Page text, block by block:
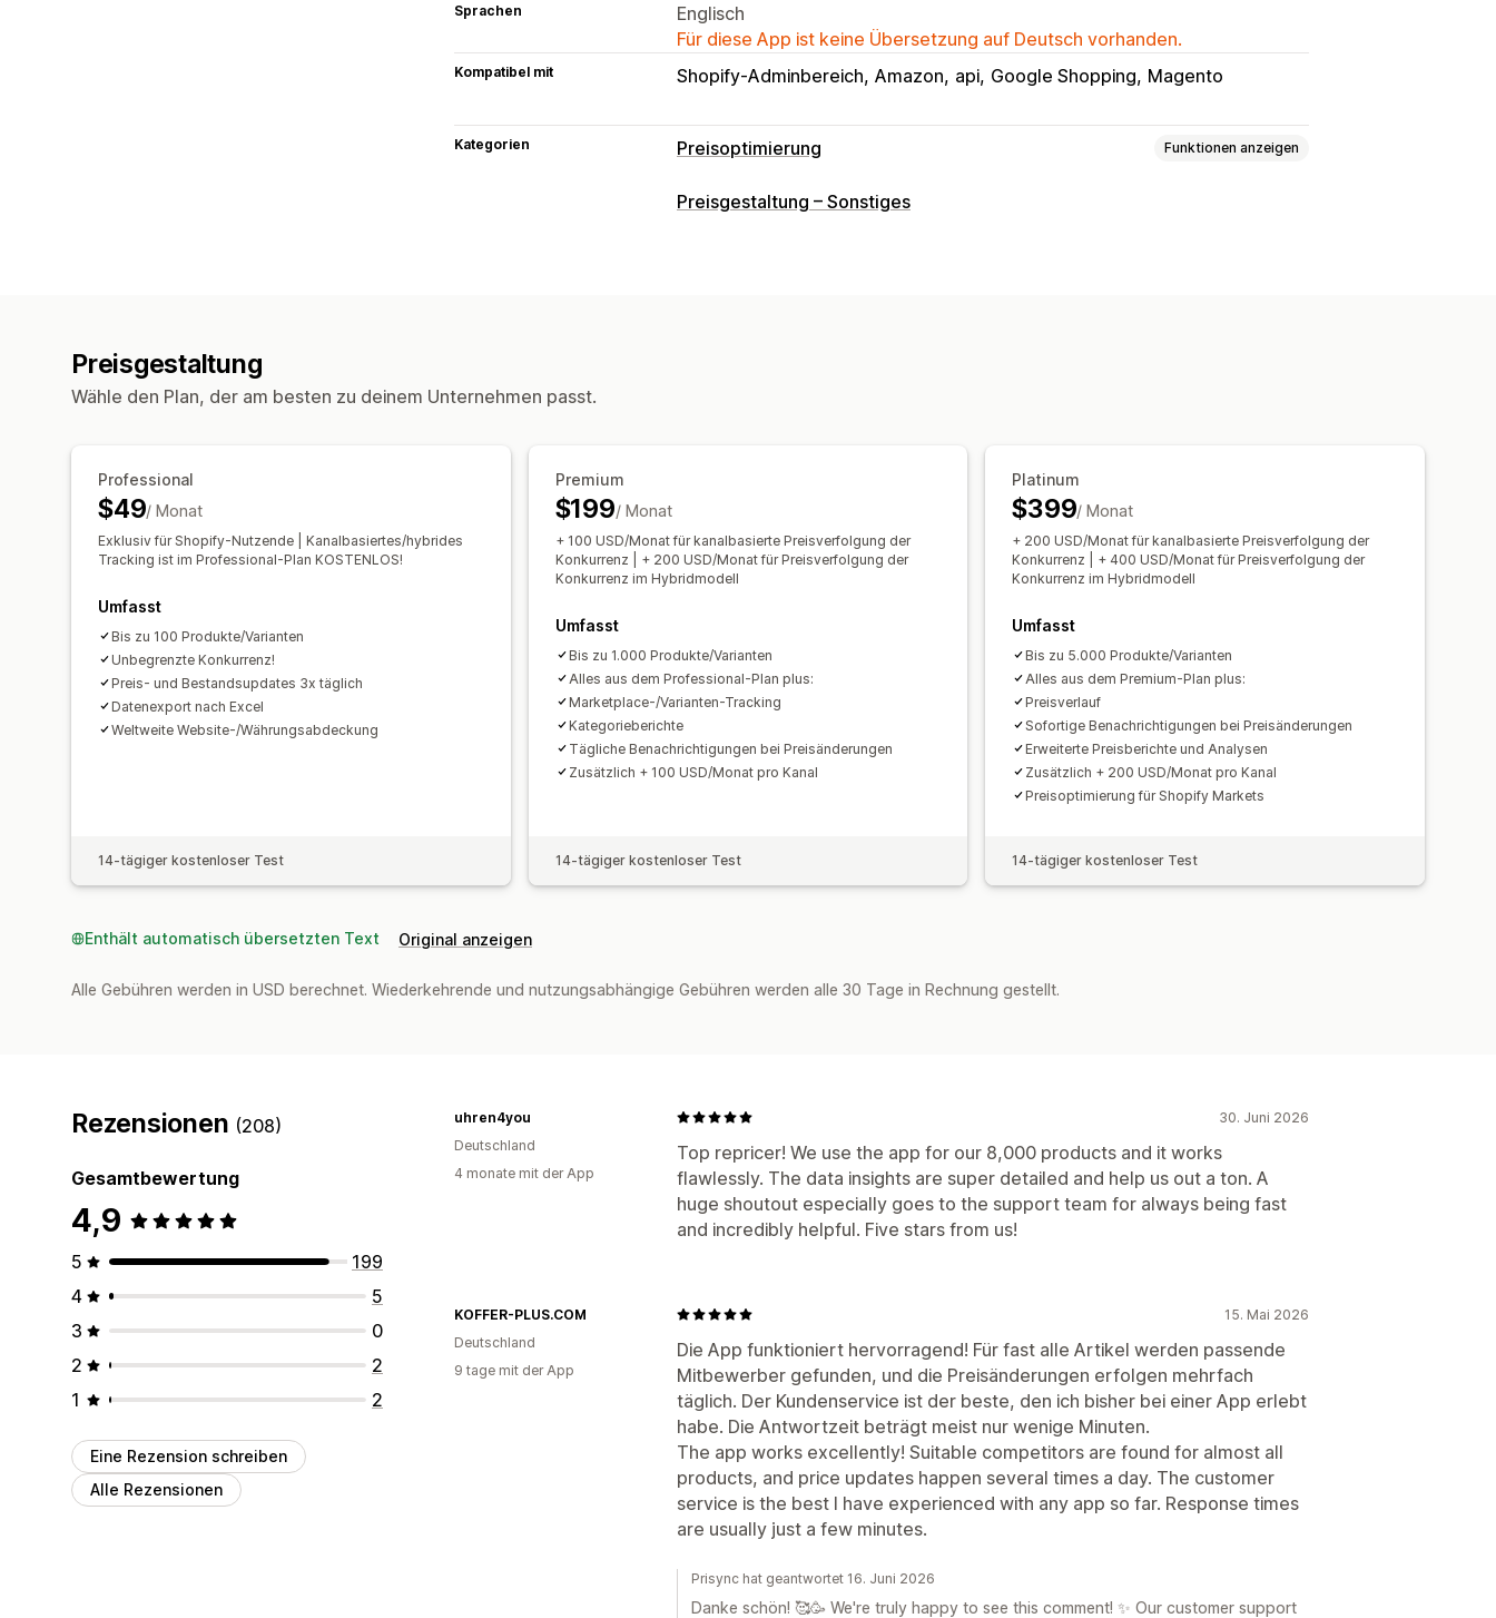
Sprachen
Englisch
Für diese App ist keine Übersetzung auf Deutsch vorhanden.
Kompatibel mit Shopify-Adminbereich Amazon api Google Shopping Magento
Kategorien Preisoptimierung Funktionen anzeigen
Management der Preisgestaltung
Preisgestaltung – Sonstiges
Preisgestaltung
Wähle den Plan, der am besten zu deinem Unternehmen passt.
Professional
$49/ Monat
Exklusiv für Shopify-Nutzende | Kanalbasiertes/hybrides
Tracking ist im Professional-Plan KOSTENLOS!
Umfasst
Bis zu 100 Produkte/Varianten
Unbegrenzte Konkurrenz!
Preis- und Bestandsupdates 3x täglich
Datenexport nach Excel
Weltweite Website-/Währungsabdeckung
14-tägiger kostenloser Test
Premium
$199/ Monat
+ 100 USD/Monat für kanalbasierte Preisverfolgung der
Konkurrenz | + 200 USD/Monat für Preisverfolgung der
Konkurrenz im Hybridmodell
Umfasst
Bis zu 1.000 Produkte/Varianten
Alles aus dem Professional-Plan plus:
Marketplace-/Varianten-Tracking
Kategorieberichte
Tägliche Benachrichtigungen bei Preisänderungen
Zusätzlich + 100 USD/Monat pro Kanal
14-tägiger kostenloser Test
Platinum
$399/ Monat
+ 200 USD/Monat für kanalbasierte Preisverfolgung der
Konkurrenz | + 400 USD/Monat für Preisverfolgung der
Konkurrenz im Hybridmodell
Umfasst
Bis zu 5.000 Produkte/Varianten
Alles aus dem Premium-Plan plus:
Preisverlauf
Sofortige Benachrichtigungen bei Preisänderungen
Erweiterte Preisberichte und Analysen
Zusätzlich + 200 USD/Monat pro Kanal
Preisoptimierung für Shopify Markets
14-tägiger kostenloser Test
Enthält automatisch übersetzten Text Original anzeigen
Alle Gebühren werden in USD berechnet. Wiederkehrende und nutzungsabhängige Gebühren werden alle 30 Tage in Rechnung gestellt.
Rezensionen (208)
Gesamtbewertung
4,9
5
199
4
5
3
0
2
2
1
2
Eine Rezension schreiben
Alle Rezensionen
30. Juni 2026
Top repricer! We use the app for our 8,000 products and it works
flawlessly. The data insights are super detailed and help us out a ton. A
huge shoutout especially goes to the support team for always being fast
and incredibly helpful. Five stars from us!
uhren4you
Deutschland
4 monate mit der App
15. Mai 2026
Die App funktioniert hervorragend! Für fast alle Artikel werden passende
Mitbewerber gefunden, und die Preisänderungen erfolgen mehrfach
täglich. Der Kundenservice ist der beste, den ich bisher bei einer App erlebt
habe. Die Antwortzeit beträgt meist nur wenige Minuten.
The app works excellently! Suitable competitors are found for almost all
products, and price updates happen several times a day. The customer
service is the best I have experienced with any app so far. Response times
are usually just a few minutes.
KOFFER-PLUS.COM
Deutschland
9 tage mit der App
Prisync hat geantwortet 16. Juni 2026
Danke schön! 🥰🥳 We're truly happy to see this comment! ✨ Our customer support